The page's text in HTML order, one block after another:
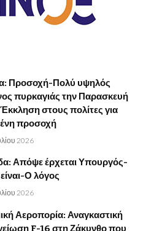
Προσοχή-Πολύ υψηλός
πυρκαγιάς την Παρασκευή
στους πολίτες για
προσοχή
2026
Απόψε έρχεται Υπουργός-
Ο λόγος
2026
Αεροπορία: Αναγκαστική
F-16 στη Ζάκυνθο που